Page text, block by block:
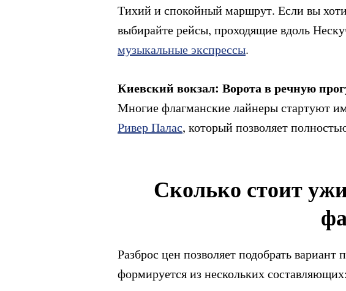
Тихий и спокойный маршрут. Если вы
выбирайте рейсы, проходящие вдоль
музыкальные экспрессы.
Киевский вокзал: Ворота в речную
Многие флагманские лайнеры стартуют
Ривер Палас, который позволяет
Сколько стоит
Разброс цен позволяет подобрать
формируется из нескольких составляющих: